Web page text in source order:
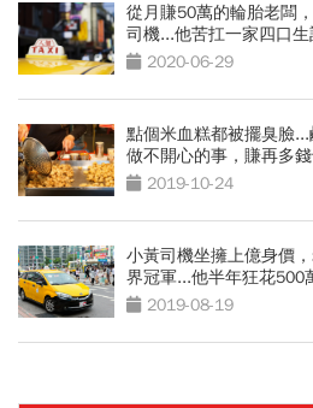
從月賺50萬的輪胎老闆
司機...他苦扛一家四口
省？2020-06-29
點個米血糕都被擺臭臉
做不開心的事，賺再多
2019-10-24
小黃司機坐擁上億身價
界冠軍...他半年狂花500
2019-08-19